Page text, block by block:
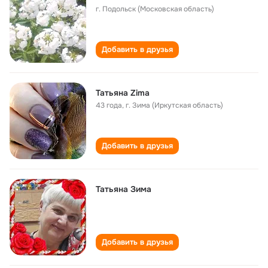
г. Подольск (Московская область)
Добавить в друзья
Татьяна Zima
43 года,г. Зима (Иркутская область)
Добавить в друзья
Татьяна Зима
Добавить в друзья